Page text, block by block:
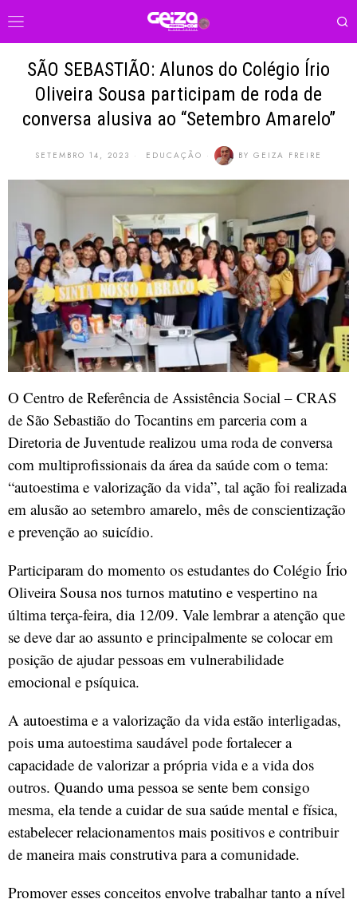
SÃO SEBASTIÃO: Alunos do Colégio Írio
Oliveira Sousa participam de roda de
conversa alusiva ao “Setembro Amarelo”
SETEMBRO 14, 2023 EDUCAÇÃO BY GEIZA FREIRE
O Centro de Referência de Assistência Social – CRAS
de São Sebastião do Tocantins em parceria com a
Diretoria de Juventude realizou uma roda de conversa
com multiprofissionais da área da saúde com o tema:
“autoestima e valorização da vida”, tal ação foi realizada
em alusão ao setembro amarelo, mês de conscientização
e prevenção ao suicídio.
Participaram do momento os estudantes do Colégio Írio
Oliveira Sousa nos turnos matutino e vespertino na
última terça-feira, dia 12/09. Vale lembrar a atenção que
se deve dar ao assunto e principalmente se colocar em
posição de ajudar pessoas em vulnerabilidade
emocional e psíquica.
A autoestima e a valorização da vida estão interligadas,
pois uma autoestima saudável pode fortalecer a
capacidade de valorizar a própria vida e a vida dos
outros. Quando uma pessoa se sente bem consigo
mesma, ela tende a cuidar de sua saúde mental e física,
estabelecer relacionamentos mais positivos e contribuir
de maneira mais construtiva para a comunidade.
Promover esses conceitos envolve trabalhar tanto a nível